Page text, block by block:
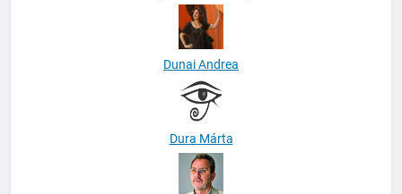
Dunai Andrea
Dura Márta